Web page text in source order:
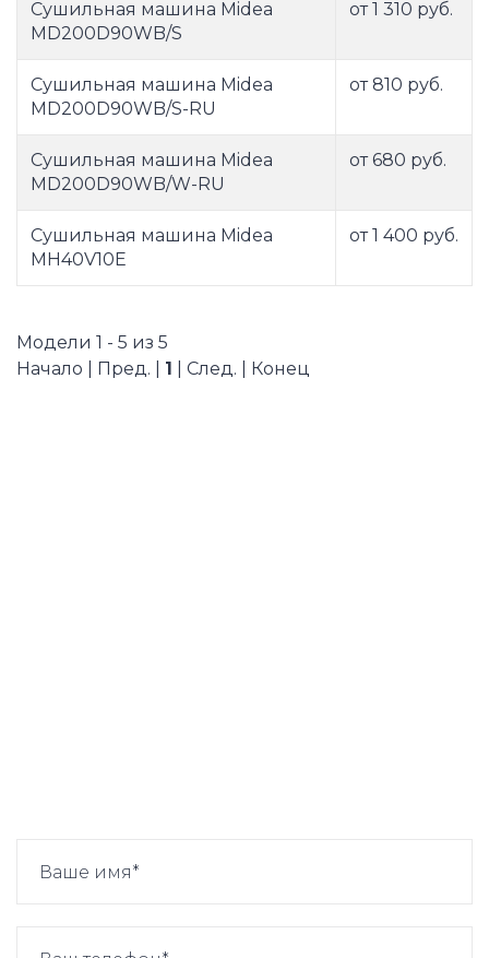
Сушильная машина Midea
MD200D90WB/S
от 1 310 руб.
Сушильная машина Midea
MD200D90WB/S-RU
от 810 руб.
Сушильная машина Midea
MD200D90WB/W-RU
от 680 руб.
Сушильная машина Midea
MH40V10E
от 1 400 руб.
Модели 1 - 5 из 5
Начало | Пред. | 1 | След. | Конец